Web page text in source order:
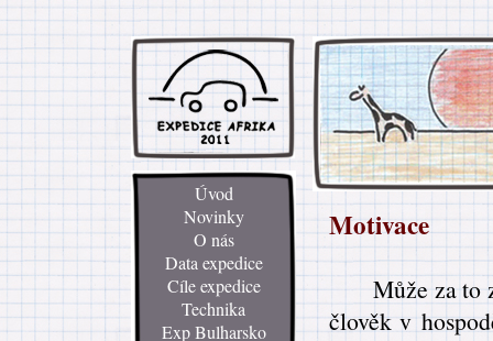
Úvod
Novinky
O nás
Data expedice
Cíle expedice
Technika
Exp Bulharsko
Motivace
Může za to
člověk v